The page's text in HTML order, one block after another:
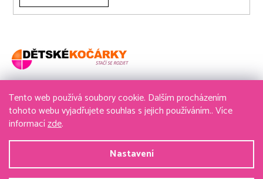
Tento web používá soubory cookie. Dalším procházením
tohoto webu vyjadřujete souhlas s jejich používáním.. Více
informacízde.
Nastavení
736 611 204
obchod@detske-kocarky.cz